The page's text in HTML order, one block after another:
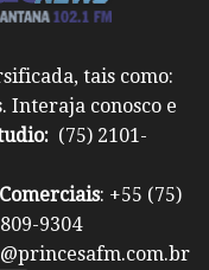
tais como:
Interaja conosco e
(75) 2101-
9829-7070
: +55 (75)
98809-9304